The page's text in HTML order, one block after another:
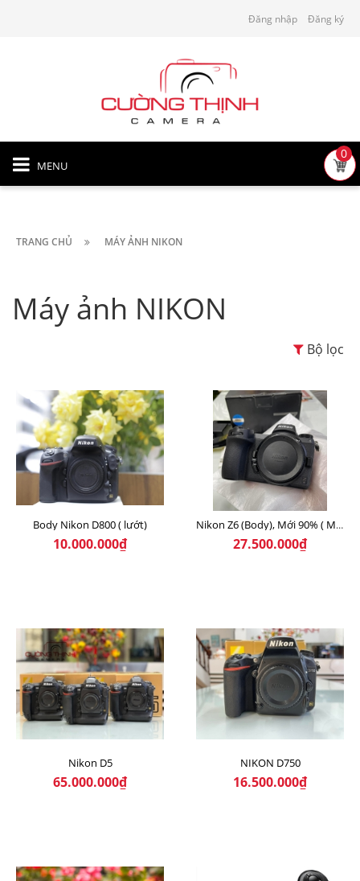
Đăng nhập Đăng ký
MENU
0
TRANG CHỦ MÁY ẢNH NIKON
Máy ảnh NIKON
Bộ lọc
Body Nikon D800 ( lướt)
10.000.000₫
Nikon Z6 (Body), Mới 90% ( Máy like new ) Đã Qua Sử Dụng
27.500.000₫
Nikon D5
65.000.000₫
NIKON D750
16.500.000₫